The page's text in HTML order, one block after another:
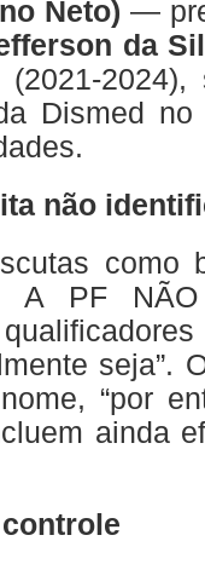
Neto) —
da
2024),
Dismed
não
como
A PF
seja”.
“por
ainda